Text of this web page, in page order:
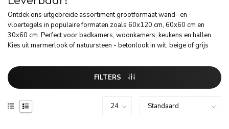
Ontdek ons uitgebreide assortiment grootformaat wand- en
vloertegels in populaire formaten zoals 60x120 cm, 60x60 cm en
30x60 cm. Perfect voor badkamers, woonkamers, keukens en hallen.
Kies uit marmerlook of natuursteen - betonlook in wit, beige of grijs
FILTERS